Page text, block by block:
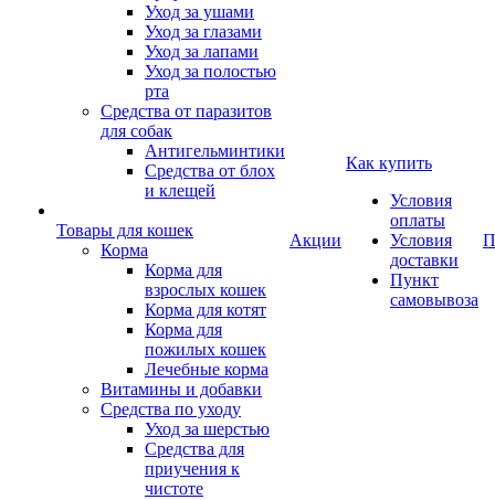
Уход за ушами
Уход за глазами
Уход за лапами
Уход за полостью
рта
Средства от паразитов
для собак
Антигельминтики
Средства от блох
и клещей
Товары для кошек
Корма
Корма для
взрослых кошек
Корма для котят
Корма для
пожилых кошек
Лечебные корма
Витамины и добавки
Средства по уходу
Уход за шерстью
Средства для
приучения к
чистоте
Акции
Как купить
Условия
оплаты
Условия
доставки
Пункт
самовывоза